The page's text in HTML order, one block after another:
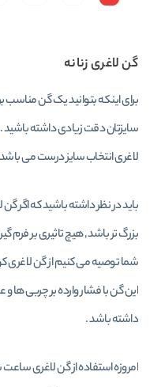
گن لاغری زنانه
برای اینکه بتوانید یک گن مناسب
سایزتان دقت زیادی داشته
لاغری انتخاب سایز درست می
باید در نظر داشته باشید که اگر
بزرگ تر باشد , هیچ تاثیری بر فرم
شما توصیه می کنیم از گن لاغری
این گن با فشار وارده بر چربی ها
داشته باشد .
امروزه استفاده از گن لاغری